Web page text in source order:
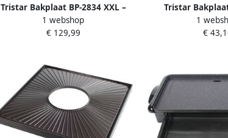
Tristar Bakplaat BP-2834 XXL –
Gourmet bakplaat voor op tafel
Grillplaat elektrisch 100 cm Voor
Zwart
1 webshop
€ 129,99
Tristar
Gourmet
Grillplaat
1
€